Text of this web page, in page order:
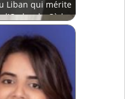
Liban qui mérite
l'Ordre du Cèdre